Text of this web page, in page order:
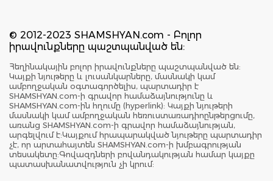
© 2012-2023 SHAMSHYAN.com - Բոլոր
իրավունքները պաշտպանված են:
Հեղինակային բոլոր իրավունքները պաշտպանված են:
Կայքի նյութերը և լուսանկարները, մասնակի կամ
ամբողջական օգտագործելիս, պարտադիր է
SHAMSHYAN.com-ի գրավոր համաձայնությունը և
SHAMSHYAN.com-ին հղումը (hyperlink): Կայքի նյութերի
մասնակի կամ ամբողջական հեռուստառադիոընթերցումը,
առանց SHAMSHYAN.com-ի գրավոր համաձայնության,
արգելվում է:Կայքում հրապարակված նյութերը պարտադիր
չէ, որ արտահայտեն SHAMSHYAN.com-ի խմբագրության
տեսակետը:Գովազդների բովանդակության համար կայքը
պատասխանատվություն չի կրում: